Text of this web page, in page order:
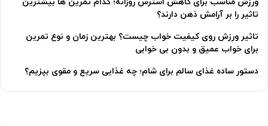
تاثیر را بر آرامش ذهن دارند؟
تاثیر ورزش روی کیفیت خواب چیست؟ بهترین زمان و نوع تمرین
برای خواب عمیق و بدون بی خوابی
دستور ساده غذای سالم برای شام؛ چه غذایی سریع و مقوی بپزیم؟